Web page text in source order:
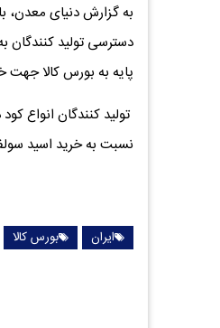
به گزارش دنیای معدن،
دسترسی تولید کنندگان
پایه به بورس کالا
تولید کنندگان انواع
نسبت به خرید اسید
ایران بورس کالا